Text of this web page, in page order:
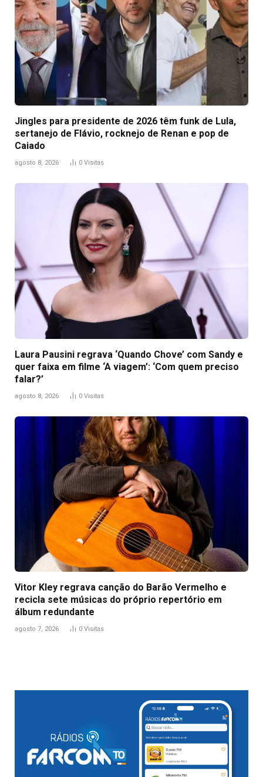
Jingles para presidente de 2026 têm funk de Lula,
sertanejo de Flávio, rocknejo de Renan e pop de
Caiado
agosto 8, 2026 0 Visitas
Laura Pausini regrava ‘Quando Chove’ com Sandy e
quer faixa em filme ‘A viagem’: ‘Com quem preciso
falar?’
agosto 8, 2026 0 Visitas
Vitor Kley regrava canção do Barão Vermelho e
recicla sete músicas do próprio repertório em
álbum redundante
agosto 7, 2026 0 Visitas